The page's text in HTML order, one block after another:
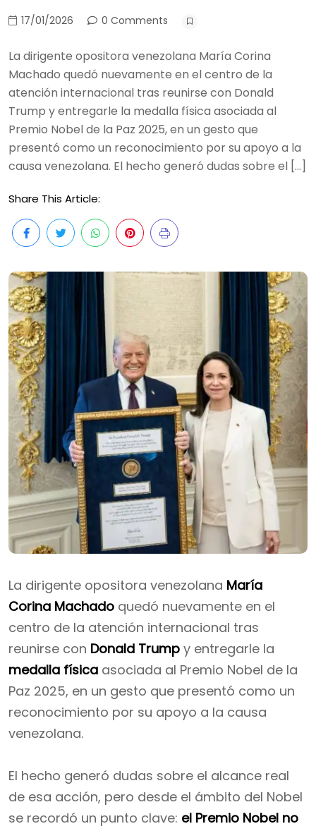
17/01/2026 0 Comments
La dirigente opositora venezolana María Corina
Machado quedó nuevamente en el centro de la
atención internacional tras reunirse con Donald
Trump y entregarle la medalla física asociada al
Premio Nobel de la Paz 2025, en un gesto que
presentó como un reconocimiento por su apoyo a la
causa venezolana. El hecho generó dudas sobre el […]
Share This Article:
La dirigente opositora venezolana María
Corina Machado quedó nuevamente en el
centro de la atención internacional tras
reunirse con Donald Trump y entregarle la
medalla física asociada al Premio Nobel de la
Paz 2025, en un gesto que presentó como un
reconocimiento por su apoyo a la causa
venezolana.
El hecho generó dudas sobre el alcance real
de esa acción, pero desde el ámbito del Nobel
se recordó un punto clave: el Premio Nobel no